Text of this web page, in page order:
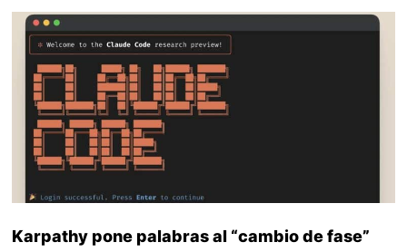
Karpathy pone palabras al “cambio de fase”